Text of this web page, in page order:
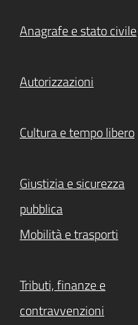
Anagrafe e stato civile
Autorizzazioni
Cultura e tempo libero
Giustizia e sicurezza
pubblica
Mobilità e trasporti
Tributi, finanze e
contravvenzioni